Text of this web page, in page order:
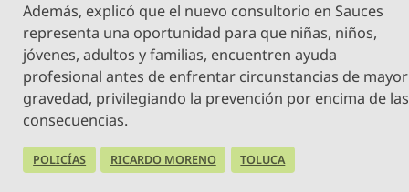
Además, explicó que el nuevo consultorio en Sauces
representa una oportunidad para que niñas, niños,
jóvenes, adultos y familias, encuentren ayuda
profesional antes de enfrentar circunstancias de mayor
gravedad, privilegiando la prevención por encima de las
consecuencias.
POLICÍAS RICARDO MORENO TOLUCA